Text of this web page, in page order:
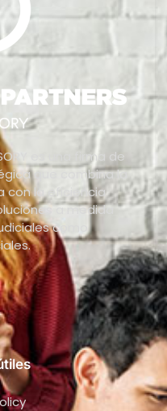
es una firma de
que combina la
con la eficiencia
a medida
como